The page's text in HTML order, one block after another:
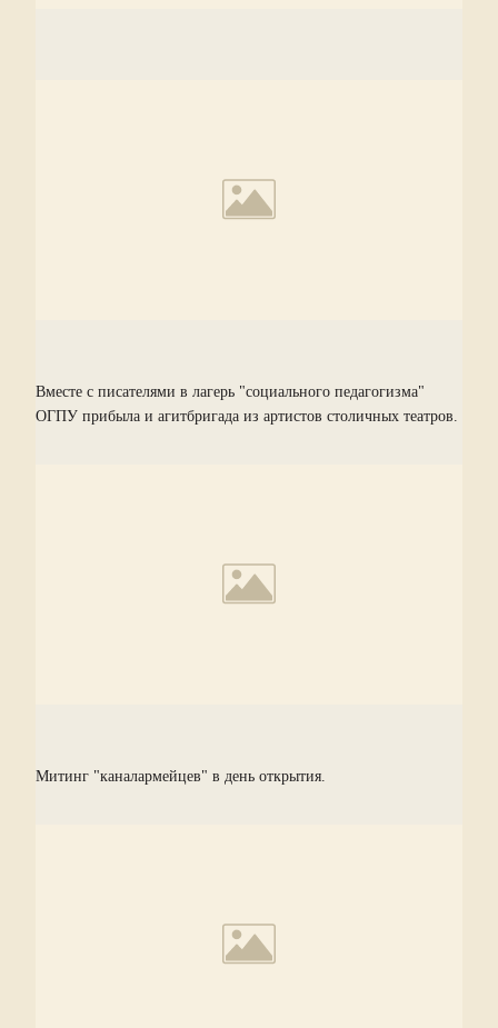
Вместе с писателями в лагерь "социального педагогизма"
ОГПУ прибыла и агитбригада из артистов столичных театров.
Митинг "каналармейцев" в день открытия.